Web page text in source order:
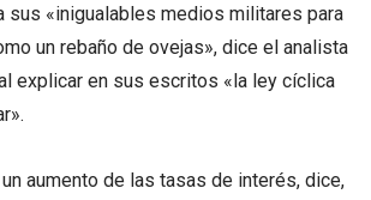
sus «inigualables medios militares para
un rebaño de ovejas», dice el analista
explicar en sus escritos «la ley cíclica
aumento de las tasas de interés, dice,